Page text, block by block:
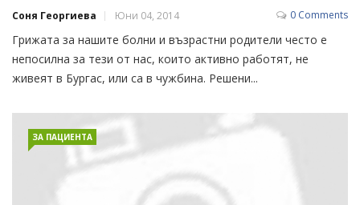
Соня Георгиева Юни 04, 2014 0 Comments
Грижата за нашите болни и възрастни родители често е
непосилна за тези от нас, които активно работят, не
живеят в Бургас, или са в чужбина. Решени...
ЗА ПАЦИЕНТА